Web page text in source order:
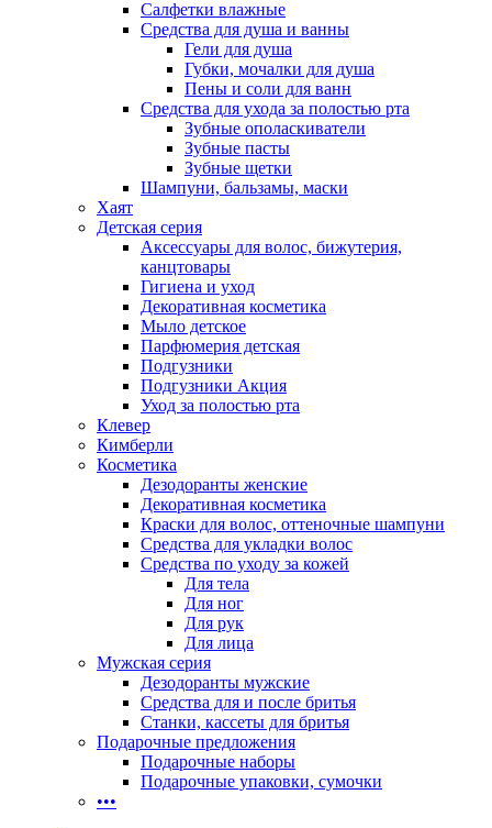
Салфетки влажные
Средства для душа и ванны
Гели для душа
Губки, мочалки для душа
Пены и соли для ванн
Средства для ухода за полостью рта
Зубные ополаскиватели
Зубные пасты
Зубные щетки
Шампуни, бальзамы, маски
Хаят
Детская серия
Аксессуары для волос, бижутерия,
канцтовары
Гигиена и уход
Декоративная косметика
Мыло детское
Парфюмерия детская
Подгузники
Подгузники Акция
Уход за полостью рта
Клевер
Кимберли
Косметика
Дезодоранты женские
Декоративная косметика
Краски для волос, оттеночные шампуни
Средства для укладки волос
Средства по уходу за кожей
Для тела
Для ног
Для рук
Для лица
Мужская серия
Дезодоранты мужские
Средства для и после бритья
Станки, кассеты для бритья
Подарочные предложения
Подарочные наборы
Подарочные упаковки, сумочки
•••